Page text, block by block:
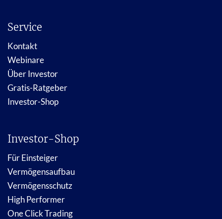
Service
Kontakt
Webinare
Über Investor
Gratis-Ratgeber
Investor-Shop
Investor-Shop
Für Einsteiger
Vermögensaufbau
Vermögensschutz
High Performer
One Click Trading